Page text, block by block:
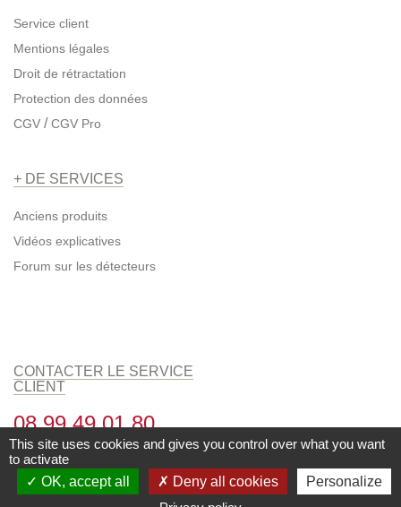
Service client
Mentions légales
Droit de rétractation
Protection des données
CGV /CGV Pro
+ DE SERVICES
Anciens produits
Vidéos explicatives
Forum sur les détecteurs
CONTACTER LE SERVICE
CLIENT
08 99 49 01 80
Du lundi au vendredi de 9h à 12h et
14h00 à 17h00
Ou par email depuis notreformulaire
This site uses cookies and gives you control over what you want
to activate
OK, accept all
Deny all cookies
Personalize